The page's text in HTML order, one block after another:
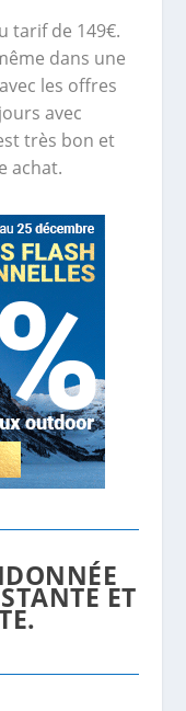
tarif de 149€.
dans une
les offres
avec
très bon et
achat.
ET